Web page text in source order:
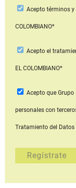
Aceptotérminos
COLOMBIANO*
Acepto el
EL COLOMBIANO*
Acepto que Grupo
personales con
Tratamiento del Datos